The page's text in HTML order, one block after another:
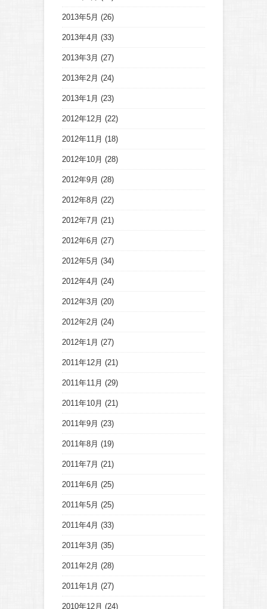
2013年5月 (26)
2013年4月 (33)
2013年3月 (27)
2013年2月 (24)
2013年1月 (23)
2012年12月 (22)
2012年11月 (18)
2012年10月 (28)
2012年9月 (28)
2012年8月 (22)
2012年7月 (21)
2012年6月 (27)
2012年5月 (34)
2012年4月 (24)
2012年3月 (20)
2012年2月 (24)
2012年1月 (27)
2011年12月 (21)
2011年11月 (29)
2011年10月 (21)
2011年9月 (23)
2011年8月 (19)
2011年7月 (21)
2011年6月 (25)
2011年5月 (25)
2011年4月 (33)
2011年3月 (35)
2011年2月 (28)
2011年1月 (27)
2010年12月 (24)